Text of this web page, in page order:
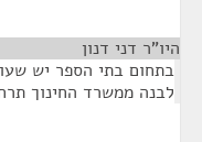
היו"ר דני דנון
בתחום בתי הספר יש
לבנה ממשרד החינוך